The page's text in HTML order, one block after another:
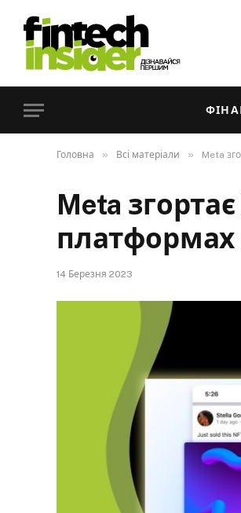
Головна » Всі матеріали » Meta
Meta
платформах
14 Березня 2023